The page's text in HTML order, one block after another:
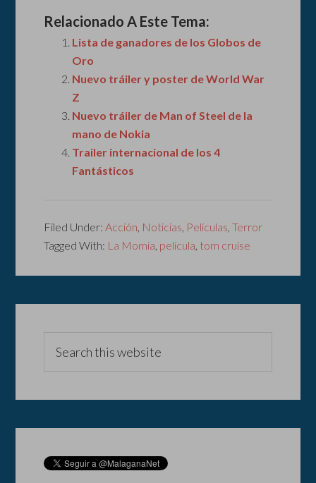
Relacionado A Este Tema:
Lista de ganadores de los Globos de
Oro
Nuevo tráiler y poster de World War
Z
Nuevo tráiler de Man of Steel de la
mano de Nokia
Trailer internacional de los 4
Fantásticos
Filed Under: Acción Noticias Películas ,Terror
Tagged With: La Momia película tom cruise